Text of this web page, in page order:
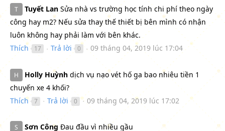
T Tuyết Lan Sửa nhà vs trường học tính chi phí theo ngày
công hay m2? Nếu sửa thay thế thiết bị bên mình có nhận
luôn không hay phải làm với bên khác.
Thích
17 ● Trả lời 0 ● 09 tháng 04, 2019 lúc 17:04
H Holly Huỳnh dịch vụ nạo vét hố ga bao nhiêu tiền 1
chuyến xe 4 khối?
Thích
7 ● Trả lời 0 ● 09 tháng 04, 2019 lúc 17:02
S Sơn Công Đau đầu vì nhiều gầu